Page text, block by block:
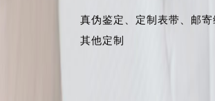
真伪鉴定、 定制表带、 邮寄
其他定制